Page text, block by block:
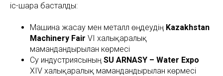
іс-шара басталды:
Машина жасау мен металл өңдеудің Kazakhstan
Machinery Fair VI халықаралық
мамандандырылған көрмесі
Су индустриясының SU ARNASY – Water Expo
XIV халықаралық мамандандырылған көрмесі